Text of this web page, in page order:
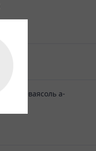
(натриеваясоль a-